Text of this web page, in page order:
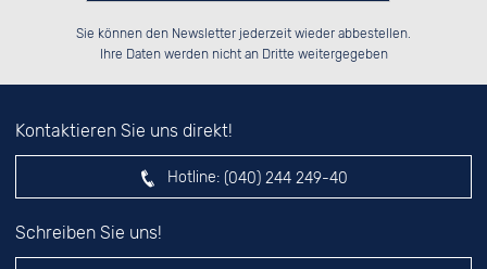
██░░░░░░░░░░██░░░░░░██░░░░░░██░░
██████░░░░████░░░░████░░░░████░░
░░░░██░░░░░░██░░██░░░░░░░░░░██░░
Bitte tragen Sie die Zahl in
das nebenstehende Feld ein.
Sie können den Newsletter jederzeit wieder abbestellen.
Ihre Daten werden nicht an Dritte weitergegeben
Kontaktieren Sie uns direkt!
Hotline: (040) 244 249-40
Schreiben Sie uns!